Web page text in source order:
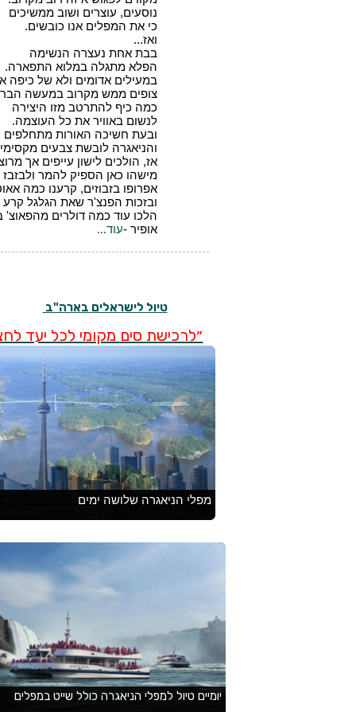
טיול לישראלים בארה"ב
״לרכישת סים מקומי לכל יעד